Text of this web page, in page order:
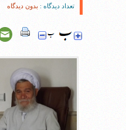
تعداد دیدگاه : بدون دیدگاه